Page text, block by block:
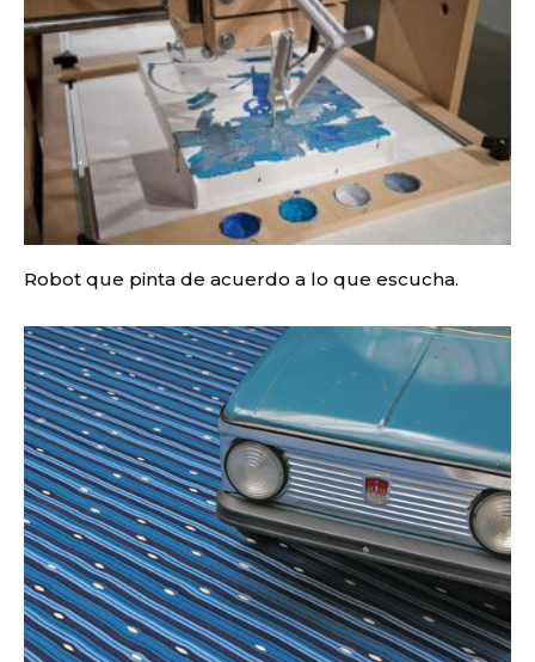
Robot que pinta de acuerdo a lo que escucha.